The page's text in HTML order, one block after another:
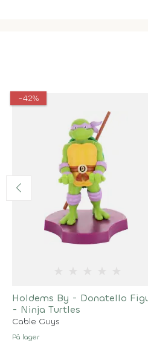
-42%
Holdems By - Donatello
- Ninja Turtles
Cable Guys
På lager